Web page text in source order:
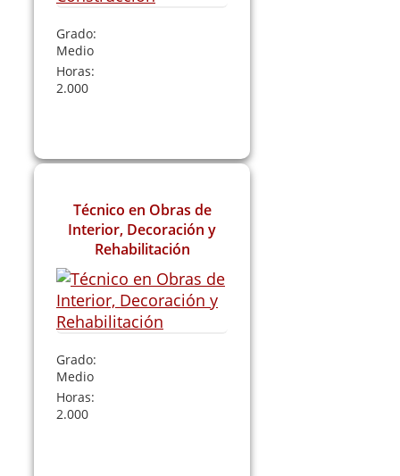
Grado:
Medio
Horas:
2.000
Técnico en Obras de
Interior, Decoración y
Rehabilitación
Grado:
Medio
Horas:
2.000